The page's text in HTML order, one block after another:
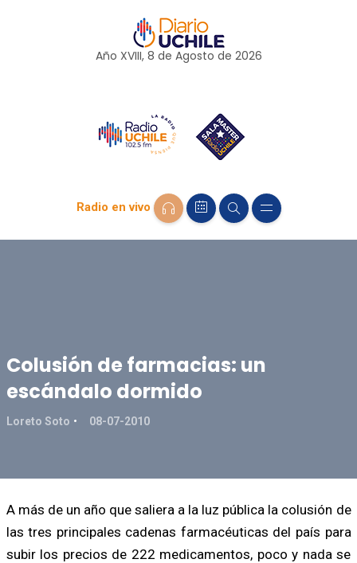
Año XVIII, 8 de Agosto de 2026
Radio en vivo
Colusión de farmacias: un
escándalo dormido
Loreto Soto 08-07-2010
A más de un año que saliera a la luz pública la colusión de
las tres principales cadenas farmacéuticas del país para
subir los precios de 222 medicamentos, poco y nada se